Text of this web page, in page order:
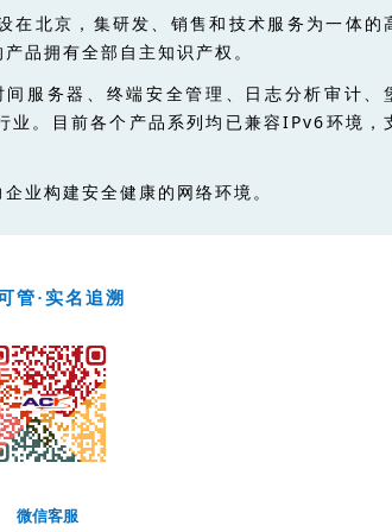
在北京，集研发、销售和技术服务为一体的
品拥有全部自主知识产权。
服务器、终端安全管理、日志分析审计、
业。目前各个产品系列均已兼容IPv6环境，
业构建安全健康的网络环境。
管·实名追溯
微信客服